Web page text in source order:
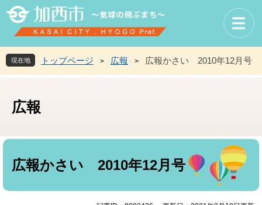
先
頭
を
飛
へ
現在地 トップページ > 広報 > 広報かさい 2010年12月号
広報
本
広報かさい 2010年12月号